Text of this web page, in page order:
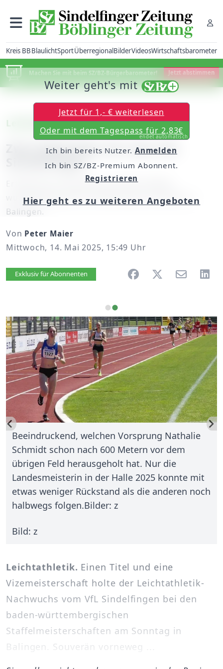
Kreis BBBlaulichtSportÜberregionalBilderVideosWirtschaftsbarometer
Machen Sie mit beim SZ/BZ-Bürgerbarometer! Jetzt abstimmen
Leichtathletik
Zwei Medaillen für den VfL
Sindelfingen
Erfolgreicher Nachwuchs bei den baden-
württembergischen Staffelmeisterschaften in
Balingen.
Von Peter Maier
Mittwoch, 14. Mai 2025, 15:49 Uhr
Artikel vorlesen
Exklusiv für Abonnenten
Beeindruckend, welchen Vorsprung Nathalie
Schmidt schon nach 600 Metern vor dem
übrigen Feld herausgeholt hat. Nur die
Landesmeisterin in der Halle 2025 konnte mit
etwas weniger Rückstand als die anderen noch
halbwegs folgen.Bilder: z
Bild: z
Leichtathletik. Einen Titel und eine
Vizemeisterschaft holte der Leichtathletik-
Nachwuchs vom VfL Sindelfingen bei den
baden-württembergischen
Staffelmeisterschaften am Sonntag in
Balingen. Souverän vorneweg ...
Weiter geht's mit
Jetzt für 1,- € weiterlesen
Oder mit dem Tagespass für 2,83€
endet automatisch
Ich bin bereits Nutzer. Anmelden
Ich bin SZ/BZ-Premium Abonnent.
Registrieren
Hier geht es zu weiteren Angeboten